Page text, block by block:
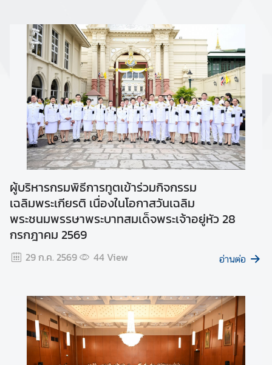
r
L
i
t
ข้
อ
มู
ล
เ
กี่
ย
ว
กั
บ
ไ
ส
โ
ค
วิ
ผู้บริหารกรมพิธีการทูตเข้าร่วมกิจกรรม
เฉลิมพระเกียรติ เนื่องในโอกาสวันเฉลิม
พระชนมพรรษาพระบาทสมเด็จพระเจ้าอยู่หัว 28
กรกฎาคม 2569
29 ก.ค. 2569 44View อ่านต่อ